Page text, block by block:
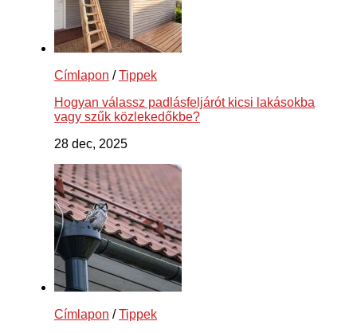
Címlapon /Tippek
Hogyan válassz padlásfeljárót kicsi lakásokba
vagy szűk közlekedőkbe?
28 dec, 2025
Címlapon /Tippek